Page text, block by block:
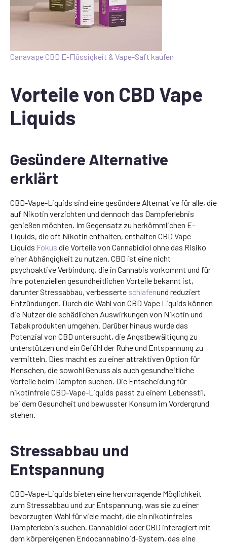
Canavape CBD E-Flüssigkeit & Vape-Saft kaufen
Vorteile von CBD Vape
Liquids
Gesündere Alternative
erklärt
CBD-Vape-Liquids sind eine gesündere Alternative für alle, die
auf Nikotin verzichten und dennoch das Dampferlebnis
genießen möchten. Im Gegensatz zu herkömmlichen E-
Liquids, die oft Nikotin enthalten, enthalten CBD Vape
Liquids Fokus die Vorteile von Cannabidiol ohne das Risiko
einer Abhängigkeit zu nutzen. CBD ist eine nicht
psychoaktive Verbindung, die in Cannabis vorkommt und für
ihre potenziellen gesundheitlichen Vorteile bekannt ist,
darunter Stressabbau, verbesserte schlafenund reduziert
Entzündungen. Durch die Wahl von CBD Vape Liquids können
die Nutzer die schädlichen Auswirkungen von Nikotin und
Tabakprodukten umgehen. Darüber hinaus wurde das
Potenzial von CBD untersucht, die Angstbewältigung zu
unterstützen und ein Gefühl der Ruhe und Entspannung zu
vermitteln. Dies macht es zu einer attraktiven Option für
Menschen, die sowohl Genuss als auch gesundheitliche
Vorteile beim Dampfen suchen. Die Entscheidung für
nikotinfreie CBD-Vape-Liquids passt zu einem Lebensstil,
bei dem Gesundheit und bewusster Konsum im Vordergrund
stehen.
Stressabbau und
Entspannung
CBD-Vape-Liquids bieten eine hervorragende Möglichkeit
zum Stressabbau und zur Entspannung, was sie zu einer
bevorzugten Wahl für viele macht, die ein nikotinfreies
Dampferlebnis suchen. Cannabidiol oder CBD interagiert mit
dem körpereigenen Endocannabinoid-System, das eine